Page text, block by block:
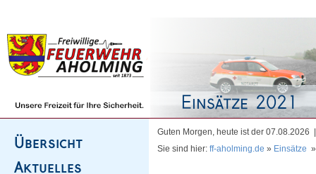
Guten Morgen, heute ist der
Sie sind hier: ff-aholming.de » Einsätze